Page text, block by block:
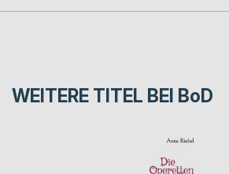
WEITERE TITEL BEI BoD